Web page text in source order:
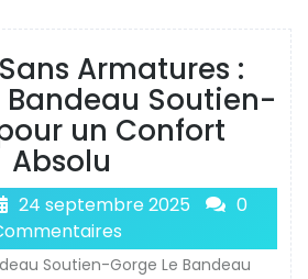
Armatures :
Bandeau Soutien-
un Confort
Absolu
24 septembre 2025
0
Soutien-Gorge Le Bandeau